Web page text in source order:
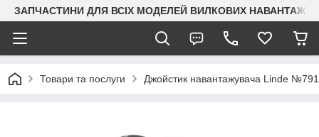
ЗАПЧАСТИНИ ДЛЯ ВСІХ МОДЕЛЕЙ ВИЛКОВИХ
Товари та послуги Джойстик навантажувача Linde